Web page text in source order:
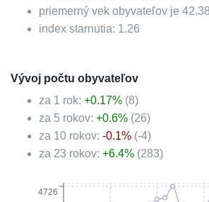
priemerný vek obyvateľov je 42.38
index starnutia: 1.26
Vývoj počtu obyvateľov
za 1 rok: +0.17% (8)
za 5 rokov: +0.6% (26)
za 10 rokov: -0.1% (-4)
za 23 rokov: +6.4% (283)
4726